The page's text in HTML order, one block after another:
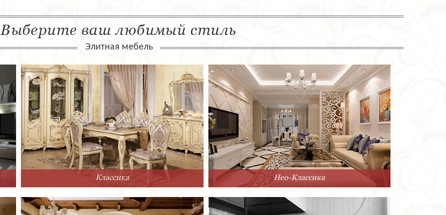
Выберите ваш любимый стиль
Элитная мебель
Классика Нео-Классика